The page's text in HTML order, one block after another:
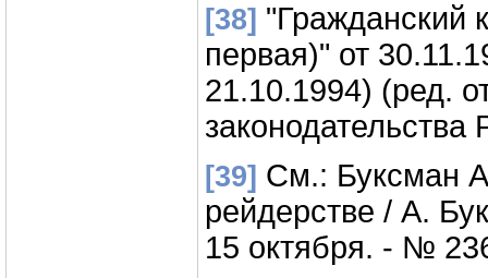
[38] "Гражданский
первая)" от
21.10.1994) (ред.
[39] См.: Буксман
рейдерстве / А.
15 октября. - №